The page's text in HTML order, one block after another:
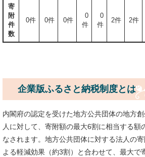
寄
附
件
数
0件 0件 0件
0
件
0
件
2件 2件
企業版ふるさと納税制度とは
内閣府の認定を受けた地方公共団体の地方
人に対して、寄附額の最大6割に相当する額
なされます。地方公共団体に対する法人の
よる軽減効果（約3割）と合わせて、最大で